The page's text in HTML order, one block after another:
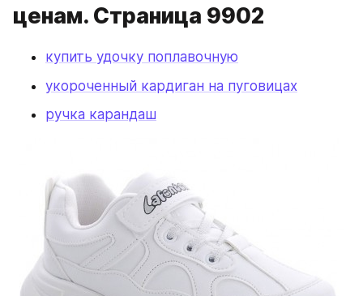
ценам. Страница 9902
купить удочку поплавочную
укороченный кардиган на пуговицах
ручка карандаш